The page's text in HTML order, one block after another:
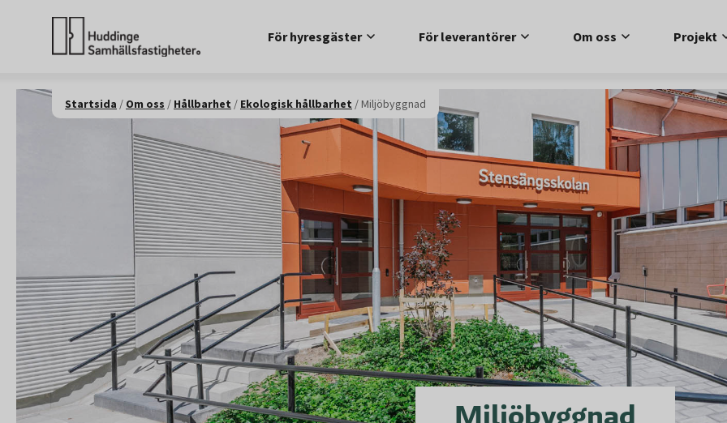
För hyresgäster För leverantörer Om oss Projekt
Startsida / Om oss / Hållbarhet / Ekologisk hållbarhet / Miljöbyggnad
Miljöbyggnad